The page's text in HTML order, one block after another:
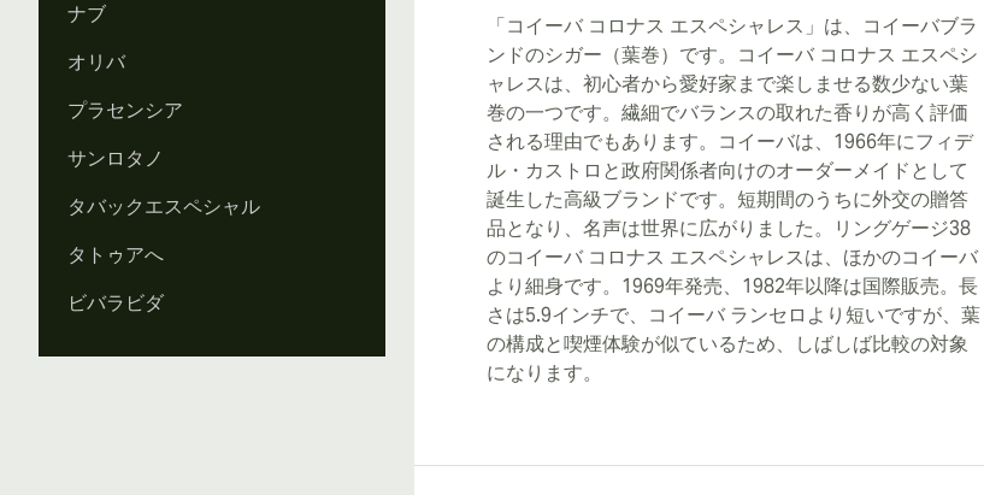
ナブ
オリバ
プラセンシア
サンロタノ
タバックエスペシャル
タトゥアへ
ビバラビダ
「コイーバ コロナス エスペシャレス」は、コイーバブラ
ンドのシガー（葉巻）です。コイーバ コロナス エスペシ
ャレスは、初心者から愛好家まで楽しませる数少ない葉
巻の一つです。繊細でバランスの取れた香りが高く評価
される理由でもあります。コイーバは、1966年にフィデ
ル・カストロと政府関係者向けのオーダーメイドとして
誕生した高級ブランドです。短期間のうちに外交の贈答
品となり、名声は世界に広がりました。リングゲージ38
のコイーバ コロナス エスペシャレスは、ほかのコイーバ
より細身です。1969年発売、1982年以降は国際販売。長
さは5.9インチで、コイーバ ランセロより短いですが、葉
の構成と喫煙体験が似ているため、しばしば比較の対象
になります。